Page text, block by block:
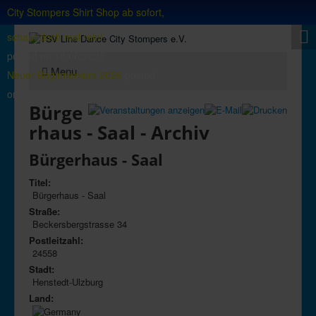
City Stompers Shirt Shop ab sofort,
schaut doch mal rein!
posted on
Neuer Beginnerkurs 2026
on
Menu
Bürge
rhaus - Saal - Archiv
Bürgerhaus - Saal
Titel:
Bürgerhaus - Saal
Straße:
Beckersbergstrasse 34
Postleitzahl:
24558
Stadt:
Henstedt-Ulzburg
Land: